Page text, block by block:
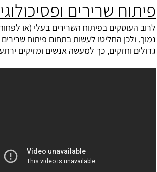
פיתוח שרירים
לרוב העוסקים בפיתוח השרירים בעלי (או
נמוך. ולכן החליטו לעשות בתחום פיתוח
גדולים וחזקים, כך למעשה אנשים ומזיקים